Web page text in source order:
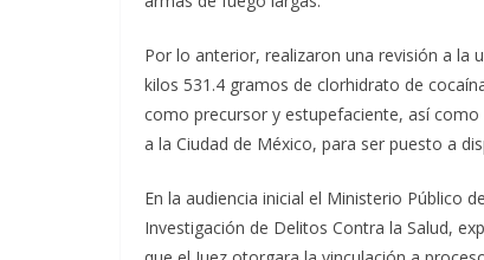
Por lo anterior, realizaron una revisión a la
kilos 531.4 gramos de clorhidrato de
como precursor y estupefaciente, así
a la Ciudad de México, para ser puesto a
En la audiencia inicial el Ministerio Público
Investigación de Delitos Contra la Salud,